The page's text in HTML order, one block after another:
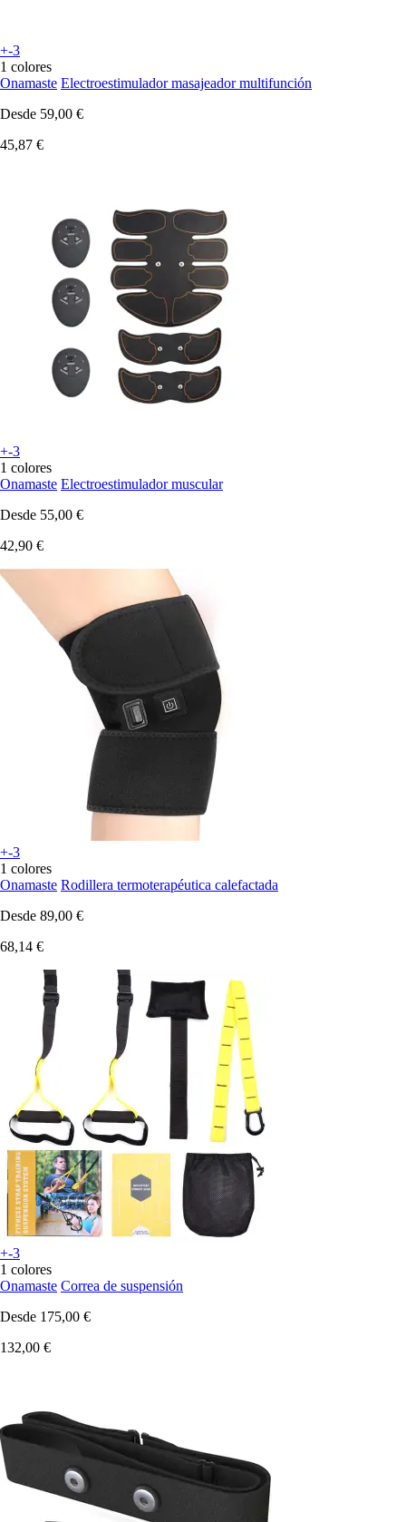
+-3
1 colores
Onamaste Electroestimulador masajeador multifunción
Desde 59,00 €
45,87 €
+-3
1 colores
Onamaste Electroestimulador muscular
Desde 55,00 €
42,90 €
+-3
1 colores
Onamaste Rodillera termoterapéutica calefactada
Desde 89,00 €
68,14 €
+-3
1 colores
Onamaste Correa de suspensión
Desde 175,00 €
132,00 €